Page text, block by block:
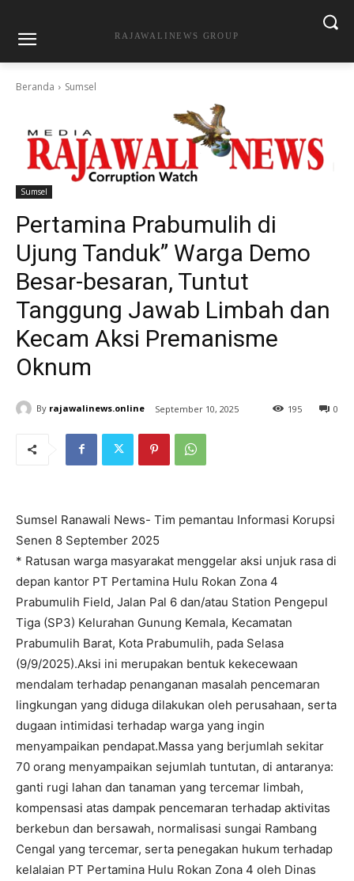
RAJAWALINEWS GROUP
Beranda Sumsel
Sumsel
Pertamina Prabumulih di
Ujung Tanduk” Warga Demo
Besar-besaran, Tuntut
Tanggung Jawab Limbah dan
Kecam Aksi Premanisme
Oknum
By rajawalinews.online September 10, 2025 0
195
Sumsel Ranawali News- Tim pemantau Informasi Korupsi
Senen 8 September 2025
* Ratusan warga masyarakat menggelar aksi unjuk rasa di
depan kantor PT Pertamina Hulu Rokan Zona 4
Prabumulih Field, Jalan Pal 6 dan/atau Station Pengepul
Tiga (SP3) Kelurahan Gunung Kemala, Kecamatan
Prabumulih Barat, Kota Prabumulih, pada Selasa
(9/9/2025).Aksi ini merupakan bentuk kekecewaan
mendalam terhadap penanganan masalah pencemaran
lingkungan yang diduga dilakukan oleh perusahaan, serta
dugaan intimidasi terhadap warga yang ingin
menyampaikan pendapat.Massa yang berjumlah sekitar
70 orang menyampaikan sejumlah tuntutan, di antaranya:
ganti rugi lahan dan tanaman yang tercemar limbah,
kompensasi atas dampak pencemaran terhadap aktivitas
berkebun dan bersawah, normalisasi sungai Rambang
Cengal yang tercemar, serta penegakan hukum terhadap
kelalaian PT Pertamina Hulu Rokan Zona 4 oleh Dinas